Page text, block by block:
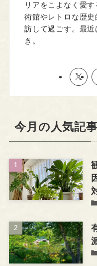
リアをこよなく愛
術館やレトロな歴
訪して過ごす。最
き。
今月の人気記事